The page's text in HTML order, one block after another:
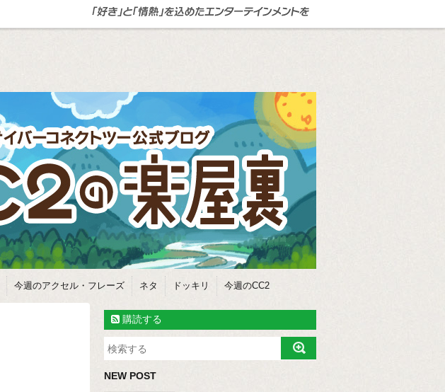
今週のアクセル・フレーズ ネタ ドッキリ 今週のCC2
購読する
NEW POST